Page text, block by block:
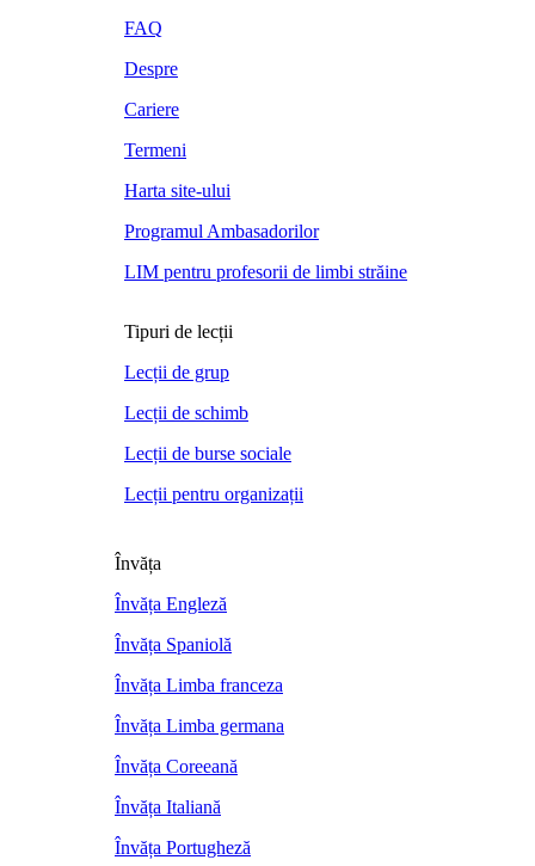
FAQ
Despre
Cariere
Termeni
Harta site-ului
Programul Ambasadorilor
LIM pentru profesorii de limbi străine
Tipuri de lecții
Lecții de grup
Lecții de schimb
Lecții de burse sociale
Lecții pentru organizații
Învăța
Învăța Engleză
Învăța Spaniolă
Învăța Limba franceza
Învăța Limba germana
Învăța Coreeană
Învăța Italiană
Învăța Portugheză